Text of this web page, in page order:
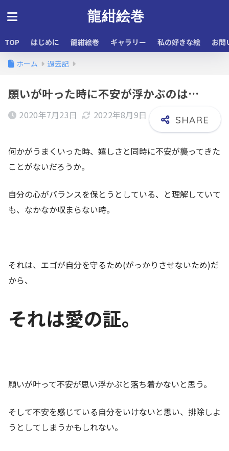
龍紺絵巻
TOP はじめに 龍紺絵巻 ギャラリー 私の好きな絵 お問
ホーム 過去記
願いが叶った時に不安が浮かぶのは…
2020年7月23日 2022年8月9日
何かがうまくいった時、嬉しさと同時に不安が襲ってきた
ことがないだろうか。
自分の心がバランスを保とうとしている、と理解していて
も、なかなか収まらない時。
それは、エゴが自分を守るため(がっかりさせないため)だ
から、
それは愛の証。
願いが叶って不安が思い浮かぶと落ち着かないと思う。
そして不安を感じている自分をいけないと思い、排除しよ
うとしてしまうかもしれない。